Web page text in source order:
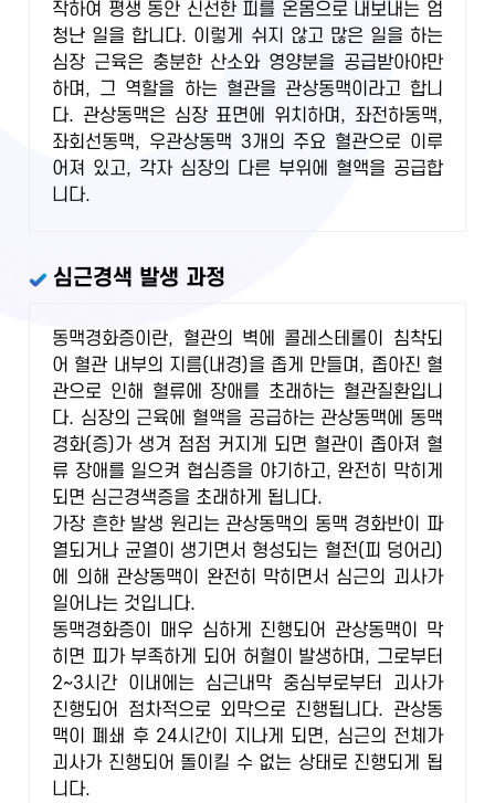
작하여 평생 동안 신선한 피를 온몸으로 내보내는 엄
청난 일을 합니다. 이렇게 쉬지 않고 많은 일을 하는
심장 근육은 충분한 산소와 영양분을 공급받아야만
하며, 그 역할을 하는 혈관을 관상동맥이라고 합니
다. 관상동맥은 심장 표면에 위치하며, 좌전하동맥,
좌회선동맥, 우관상동맥 3개의 주요 혈관으로 이루
어져 있고, 각자 심장의 다른 부위에 혈액을 공급합
니다.
심근경색 발생 과정
동맥경화증이란, 혈관의 벽에 콜레스테롤이 침착되
어 혈관 내부의 지름(내경)을 좁게 만들며, 좁아진 혈
관으로 인해 혈류에 장애를 초래하는 혈관질환입니
다. 심장의 근육에 혈액을 공급하는 관상동맥에 동맥
경화(증)가 생겨 점점 커지게 되면 혈관이 좁아져 혈
류 장애를 일으켜 협심증을 야기하고, 완전히 막히게
되면 심근경색증을 초래하게 됩니다.
가장 흔한 발생 원리는 관상동맥의 동맥 경화반이 파
열되거나 균열이 생기면서 형성되는 혈전(피 덩어리)
에 의해 관상동맥이 완전히 막히면서 심근의 괴사가
일어나는 것입니다.
동맥경화증이 매우 심하게 진행되어 관상동맥이 막
히면 피가 부족하게 되어 허혈이 발생하며, 그로부터
2~3시간 이내에는 심근내막 중심부로부터 괴사가
진행되어 점차적으로 외막으로 진행됩니다. 관상동
맥이 폐쇄 후 24시간이 지나게 되면, 심근의 전체가
괴사가 진행되어 돌이킬 수 없는 상태로 진행되게 됩
니다.